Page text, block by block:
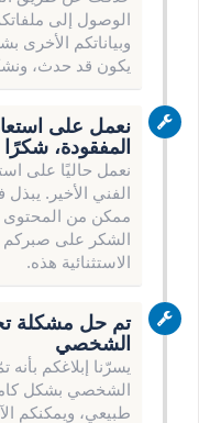
الوصول إلى
وبياناتكم الأخرى
يكون قد حدث،
نعمل على
المفقودة،
نعمل حاليًا على
الفني الأخير.
ممكن من
الشكر على صبركم
الاستثنائية هذه.
تم حل مشكلة
الشخصي
يسرّنا إبلاغكم
الشخصي بشكل
طبيعي، ويمكنكم